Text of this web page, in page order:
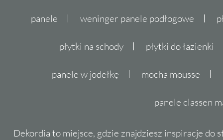
panele weninger panele podłogowe
płytki na schody płytki do łazienki
panele w jodełkę mocha mousse
panele classen
Dekordia to miejsce, gdzie znajdziesz inspiracje do